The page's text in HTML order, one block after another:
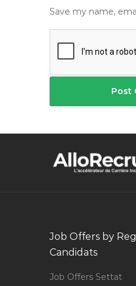
Save my name,
Job Offers by
Candidats
Job Offers Settat